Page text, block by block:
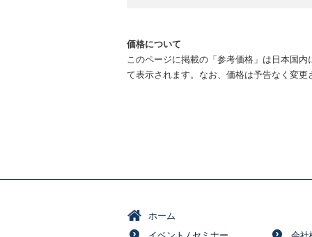
価格について
このページに掲載の「参考価格」は日本国
て表示されます。なお、価格は予告なく変更
ホーム